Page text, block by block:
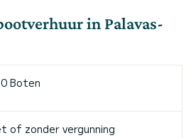
in Palavas-
Boten
of zonder vergunning